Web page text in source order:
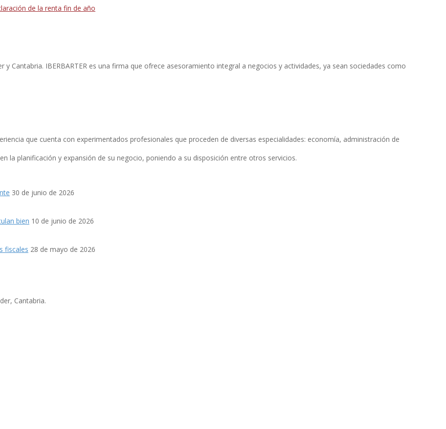
de la renta fin de año
y Cantabria. IBERBARTER es una firma que ofrece asesoramiento integral a negocios y actividades, ya sean sociedades como
que cuenta con experimentados profesionales que proceden de diversas especialidades: economía, administración de
la planificación y expansión de su negocio, poniendo a su disposición entre otros servicios.
30 de junio de 2026
bien 10 de junio de 2026
fiscales 28 de mayo de 2026
Cantabria.